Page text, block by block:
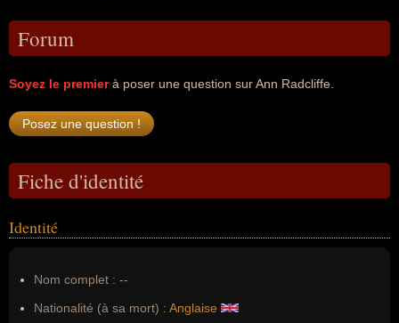
Forum
Soyez le premierà poser une question sur Ann Radcliffe.
Fiche d'identité
Identité
Nom complet : --
Nationalité (à sa mort) : Anglaise